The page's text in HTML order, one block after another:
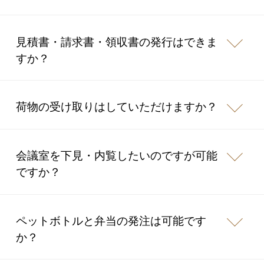
見積書・請求書・領収書の発行はできま
すか？
荷物の受け取りはしていただけますか？
会議室を下見・内覧したいのですが可能
ですか？
ペットボトルと弁当の発注は可能です
か？